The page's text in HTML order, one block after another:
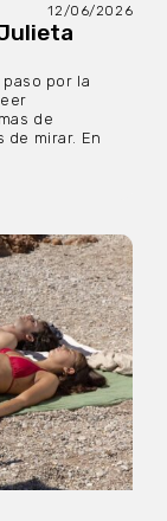
12/06/2026
por la
de
de mirar. En